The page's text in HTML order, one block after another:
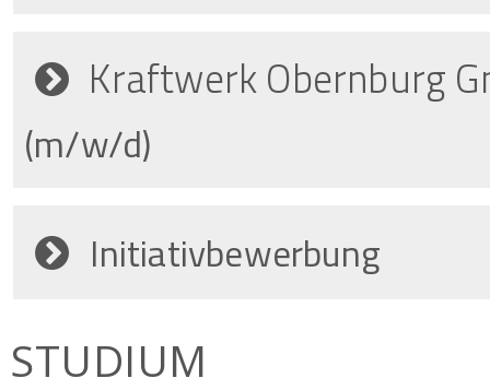
Kraftwerk Obernburg
(m/w/d)
Initiativbewerbung
STUDIUM